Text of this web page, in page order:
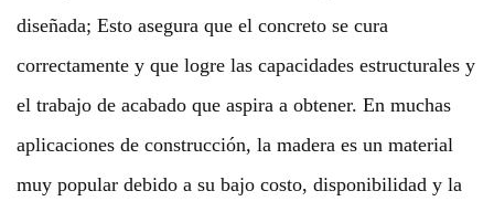
diseñada; Esto asegura que el concreto se cura
correctamente y que logre las capacidades estructurales y
el trabajo de acabado que aspira a obtener. En muchas
aplicaciones de construcción, la madera es un material
muy popular debido a su bajo costo, disponibilidad y la